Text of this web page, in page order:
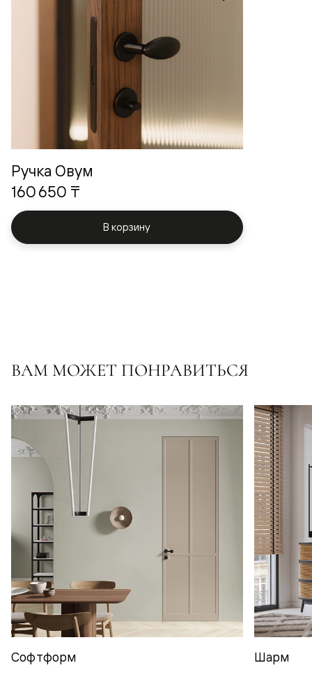
Ручка Овум
160 650 ₸
В корзину
ВАМ МОЖЕТ ПОНРАВИТЬСЯ
Софтформ Шарм